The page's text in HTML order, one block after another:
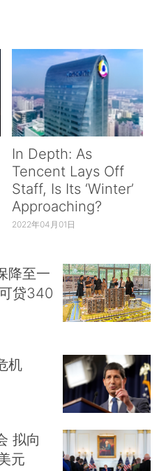
In Depth: As
Tencent Lays Off
Staff, Is Its ‘Winter’
Approaching?
2022年04月01日
降至一
贷340
机
拟向
元